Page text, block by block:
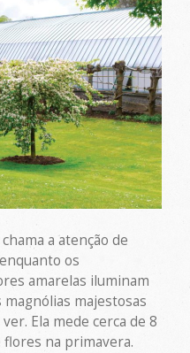
a atenção de
os
amarelas iluminam
majestosas
Ela mede cerca de 8
na primavera.